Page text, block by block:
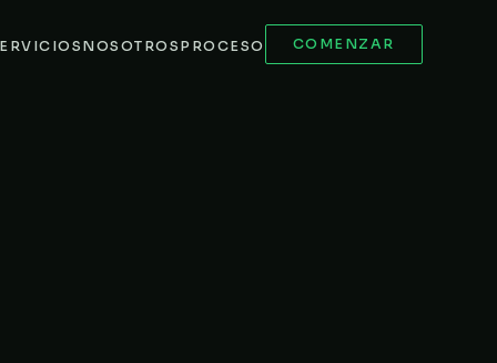
NOSOTROSPROCESO COMENZAR